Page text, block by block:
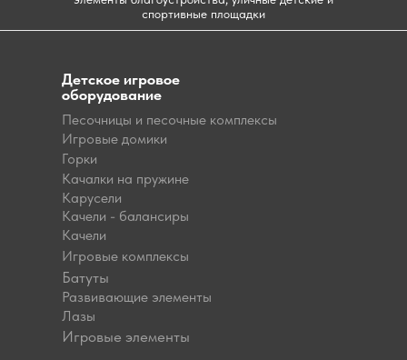
спортивные площадки
Развивающие элементы
Песочницы и песочные комплексы
Лазы
Качели - балансиры
Качели
Качалки на пружине
Карусели
Игровые комплексы
Игровые домики
Горки
Детское игровое
оборудование
Батуты
Игровые элементы